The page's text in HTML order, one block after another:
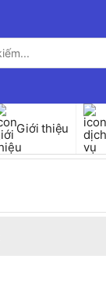
Giới thiệu